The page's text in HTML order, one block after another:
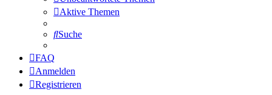
Aktive Themen
Suche
FAQ
Anmelden
Registrieren